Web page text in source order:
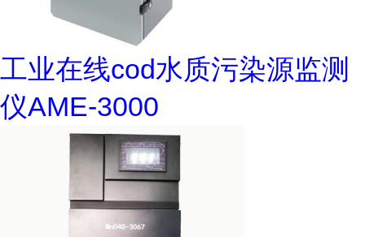
工业在线cod水质污染源监测
仪AME-3000